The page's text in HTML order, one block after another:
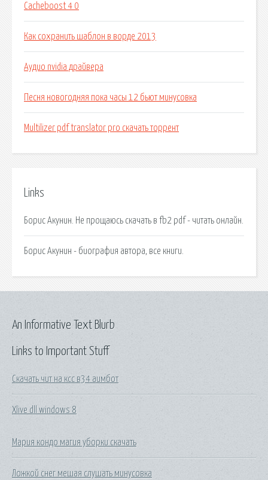
Cacheboost 4 0
Как сохранить шаблон в ворде 2013
Аудио nvidia драйвера
Песня новогодняя пока часы 12 бьют минусовка
Multilizer pdf translator pro скачать торрент
Links
Борис Акунин. Не прощаюсь скачать в fb2 pdf - читать онлайн.
Борис Акунин - биография автора, все книги.
Links to Important Stuff
Скачать чит на ксс в34 аимбот
Xlive dll windows 8
Мария кондо магия уборки скачать
Ложкой снег мешая слушать минусовка
An Informative Text Blurb